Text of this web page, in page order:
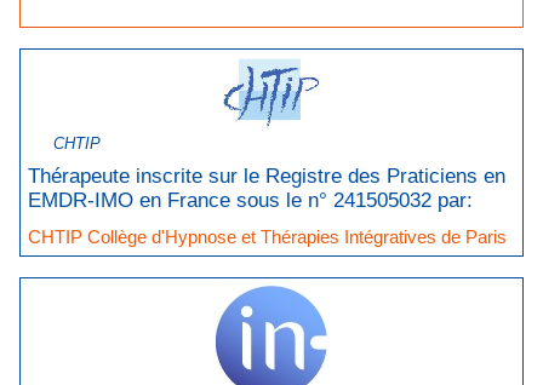
CHTIP
Thérapeute inscrite sur le Registre des Praticiens en
EMDR-IMO en France sous le n° 241505032 par:
CHTIP Collège d'Hypnose et Thérapies Intégratives de Paris